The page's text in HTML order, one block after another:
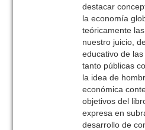
destacar
la economía
teóricamente
nuestro juicio,
educativo de
tanto públicas
la idea de
económica
objetivos del
expresa en
desarrollo de